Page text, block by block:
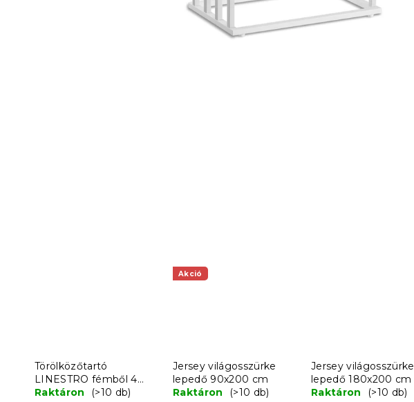
Törölközőtartó
LINESTRO fémből 4
karral 93x45cm, fekete
Raktáron (>10 db)
Akció
Jersey világosszürke
lepedő 90x200 cm
Raktáron
(>10 db)
Jersey világosszürke
lepedő 180x200 cm
Raktáron
(>10 db)